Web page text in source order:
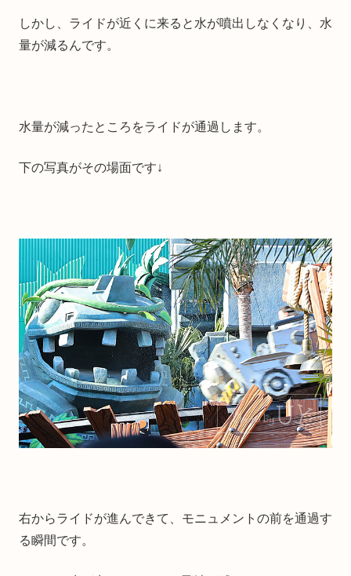
しかし、ライドが近くに来ると水が噴出しなくなり、水
量が減るんです。
水量が減ったところをライドが通過します。
下の写真がその場面です↓
右からライドが進んできて、モニュメントの前を通過す
る瞬間です。